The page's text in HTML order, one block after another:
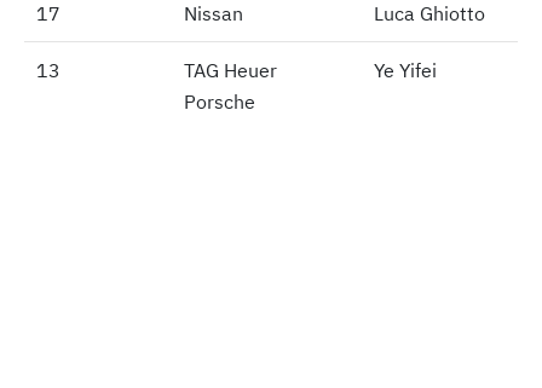
17 Nissan Luca Ghiotto
13
TAG Heuer
Porsche
Ye Yifei
17
13